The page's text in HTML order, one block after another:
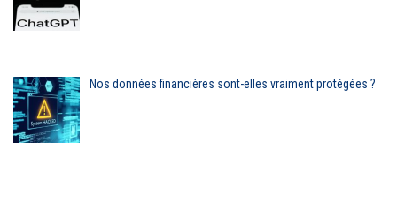
Nos données financières sont-elles vraiment protégées ?